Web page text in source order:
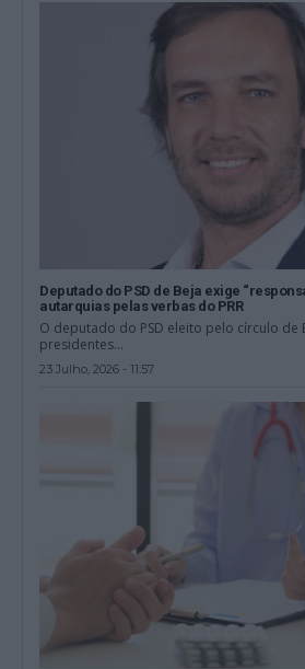
Deputado do PSD de Beja exige
autarquias pelas verbas do PRR
O deputado do PSD eleito pelo círculo de
presidentes...
23 Julho, 2026 - 11:57